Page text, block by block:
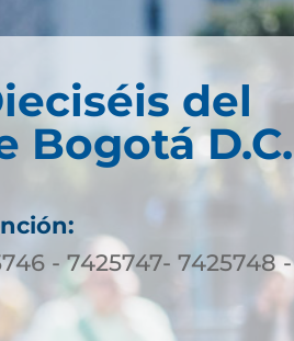
del
Bogotá D.C.
- 7425747- 7425748 -